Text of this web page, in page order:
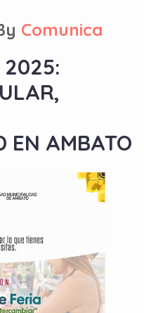
Comunica
2025:
EN AMBATO